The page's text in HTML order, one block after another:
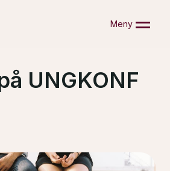
Meny
UNGKONF